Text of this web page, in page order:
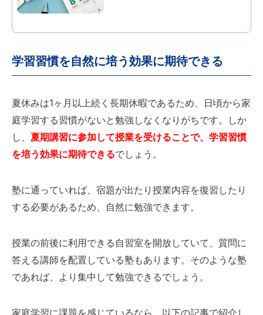
学習習慣を自然に培う効果に期待できる
夏休みは1ヶ月以上続く長期休暇であるため、日頃から家
庭学習する習慣がないと勉強しなくなりがちです。しか
し、 夏期講習に参加して授業を受けることで、学習習慣
を培う効果に期待できるでしょう。
塾に通っていれば、宿題が出たり授業内容を復習したり
する必要があるため、自然に勉強できます。
授業の前後に利用できる自習室を開放していて、質問に
答える講師を配置している塾もあります。そのような塾
であれば、より集中して勉強できるでしょう。